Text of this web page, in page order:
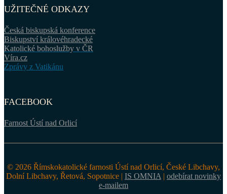
UŽITEČNÉ ODKAZY
Česká biskupská konference
Biskupství královéhradecké
Katolické bohoslužby v ČR
Víra.cz
Zprávy z Vatikánu
FACEBOOK
Farnost Ústí nad Orlicí
© 2026 Římskokatolické farnosti Ústí nad Orlicí, České Libchavy,
Dolní Libchavy, Řetová, Sopotnice | IS OMNIA | odebírat novinky
e-mailem